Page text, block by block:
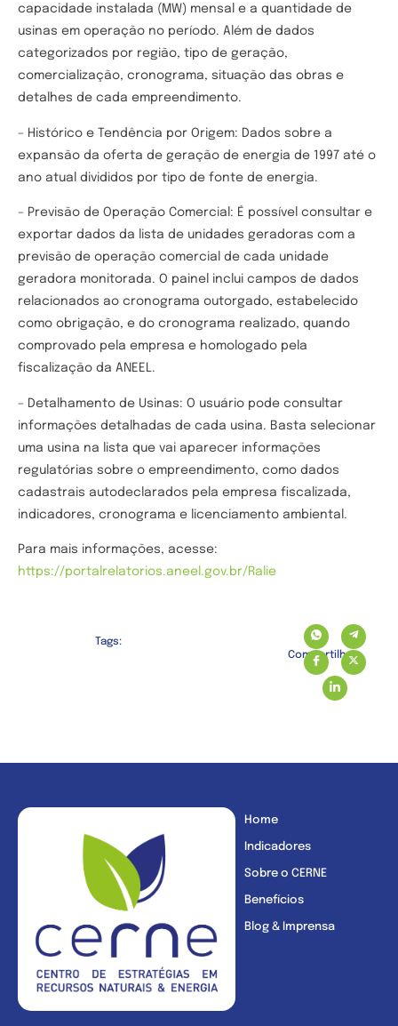
capacidade instalada (MW) mensal e a quantidade de
usinas em operação no período. Além de dados
categorizados por região, tipo de geração,
comercialização, cronograma, situação das obras e
detalhes de cada empreendimento.
– Histórico e Tendência por Origem: Dados sobre a
expansão da oferta de geração de energia de 1997 até o
ano atual divididos por tipo de fonte de energia.
– Previsão de Operação Comercial: É possível consultar e
exportar dados da lista de unidades geradoras com a
previsão de operação comercial de cada unidade
geradora monitorada. O painel inclui campos de dados
relacionados ao cronograma outorgado, estabelecido
como obrigação, e do cronograma realizado, quando
comprovado pela empresa e homologado pela
fiscalização da ANEEL.
– Detalhamento de Usinas: O usuário pode consultar
informações detalhadas de cada usina. Basta selecionar
uma usina na lista que vai aparecer informações
regulatórias sobre o empreendimento, como dados
cadastrais autodeclarados pela empresa fiscalizada,
indicadores, cronograma e licenciamento ambiental.
Para mais informações, acesse:
https://portalrelatorios.aneel.gov.br/Ralie
Tags:
Compartilhe:
Home
Indicadores
Sobre o CERNE
Benefícios
Blog & Imprensa